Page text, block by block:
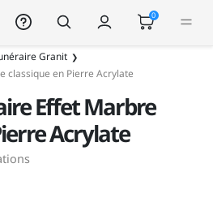
Funéraire 0
Granit
classique en Pierre Acrylate
Effet Marbre
Acrylate